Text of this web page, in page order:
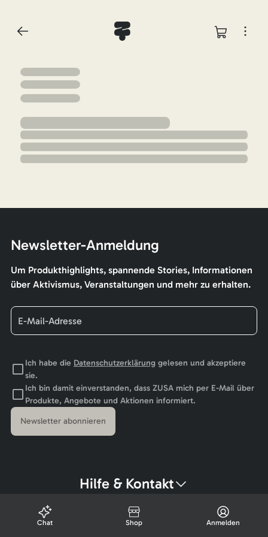
Newsletter-Anmeldung
Um Produkthighlights, spannende Stories, Informationen
über Aktivismus, Veranstaltungen und mehr zu erhalten.
Ich habe die Datenschutzerklärunggelesen und akzeptiere
sie.
Ich bin damit einverstanden, dass ZUSA mich per E-Mail über
Produkte, Angebote und Aktionen informiert.
Newsletter abonnieren
Hilfe & Kontakt
Chat Shop Anmelden